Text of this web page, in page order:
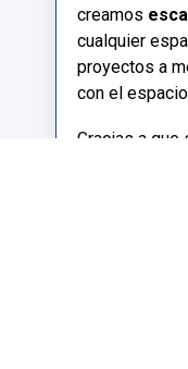
creamos
cualquier
proyectos a
con el
Gracias a